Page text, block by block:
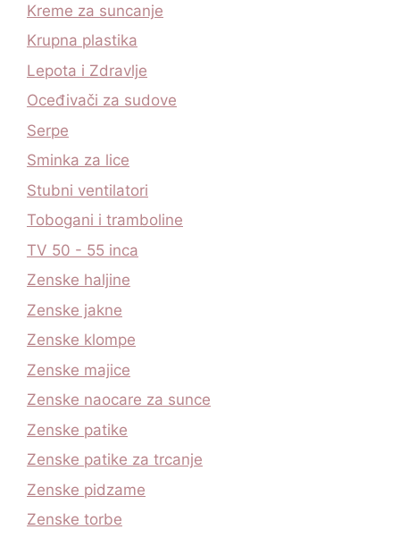
Kreme za suncanje
Krupna plastika
Lepota i Zdravlje
Oceđivači za sudove
Serpe
Sminka za lice
Stubni ventilatori
Tobogani i tramboline
TV 50 - 55 inca
Zenske haljine
Zenske jakne
Zenske klompe
Zenske majice
Zenske naocare za sunce
Zenske patike
Zenske patike za trcanje
Zenske pidzame
Zenske torbe